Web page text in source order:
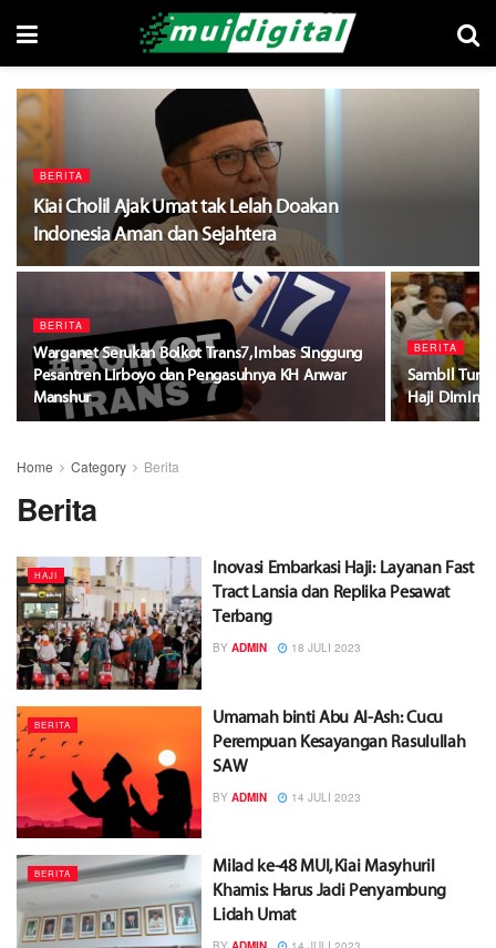
BERITA
Kiai Cholil Ajak Umat tak Lelah Doakan
Indonesia Aman dan Sejahtera
BERITA
Warganet Serukan Boikot Trans7, Imbas Singgung
Pesantren Lirboyo dan Pengasuhnya KH Anwar
Manshur
BERITA
Sambil
Haji Diminta
Home Category Berita
Berita
HAJI
Inovasi Embarkasi Haji: Layanan Fast
Tract Lansia dan Replika Pesawat
Terbang
BY ADMIN 18 JULI 2023
BERITA
Umamah binti Abu Al-Ash: Cucu
Perempuan Kesayangan Rasulullah
SAW
BY ADMIN 14 JULI 2023
BERITA
Milad ke-48 MUI, Kiai Masyhuril
Khamis: Harus Jadi Penyambung
Lidah Umat